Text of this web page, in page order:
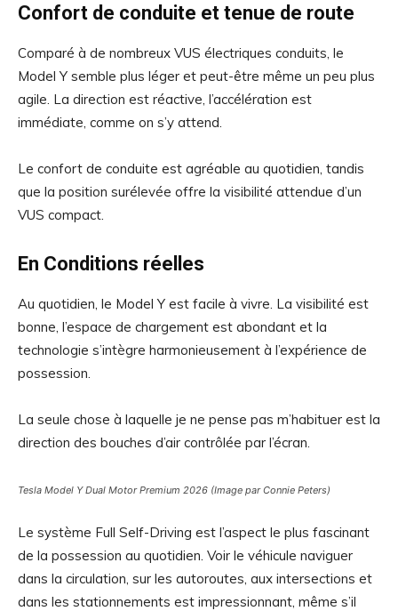
Confort de conduite et tenue de route
Comparé à de nombreux VUS électriques conduits, le
Model Y semble plus léger et peut-être même un peu plus
agile. La direction est réactive, l’accélération est
immédiate, comme on s’y attend.
Le confort de conduite est agréable au quotidien, tandis
que la position surélevée offre la visibilité attendue d’un
VUS compact.
En Conditions réelles
Au quotidien, le Model Y est facile à vivre. La visibilité est
bonne, l’espace de chargement est abondant et la
technologie s’intègre harmonieusement à l’expérience de
possession.
La seule chose à laquelle je ne pense pas m’habituer est la
direction des bouches d’air contrôlée par l’écran.
Tesla Model Y Dual Motor Premium 2026 (Image par Connie Peters)
Le système Full Self-Driving est l’aspect le plus fascinant
de la possession au quotidien. Voir le véhicule naviguer
dans la circulation, sur les autoroutes, aux intersections et
dans les stationnements est impressionnant, même s’il